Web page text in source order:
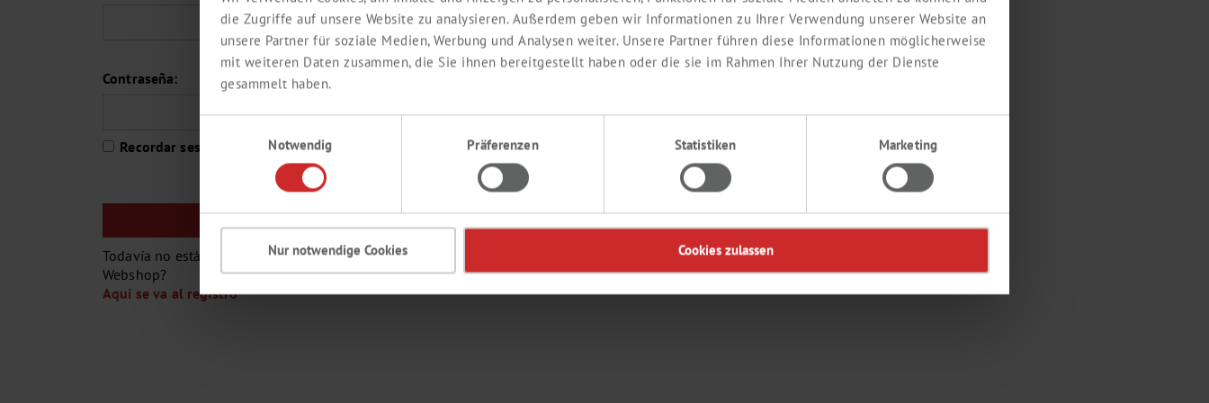
die Zugriffe auf unsere Website zu analysieren. Außerdem geben wir Informationen zu Ihrer Verwendung unserer Website an
unsere Partner für soziale Medien, Werbung und Analysen weiter. Unsere Partner führen diese Informationen möglicherweise
mit weiteren Daten zusammen, die Sie ihnen bereitgestellt haben oder die sie im Rahmen Ihrer Nutzung der Dienste
gesammelt haben.
Notwendig
Präferenzen Statistiken Marketing
Nur notwendige Cookies Cookies zulassen
Contraseña:
Recordar sesión ¿Olvidó su contraseña?
Todavía no está cliente de Th. Geyer o no tiene acceso al
Webshop?
Aquí se va al registro
Aquípuede encontrar nuestro programa de entrega